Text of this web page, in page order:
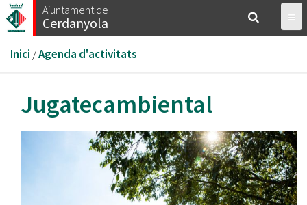
Vés
al
Ajuntament de
Cerdanyola
Esteu
aquí
Inici /Agenda d'activitats
Jugatecambiental